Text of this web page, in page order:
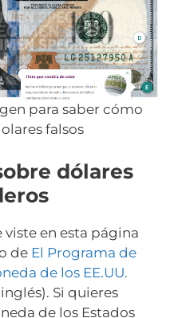
para saber cómo
falsos
dólares
viste en esta página
de El Programa de
de los EE.UU.
Si quieres
de los Estados